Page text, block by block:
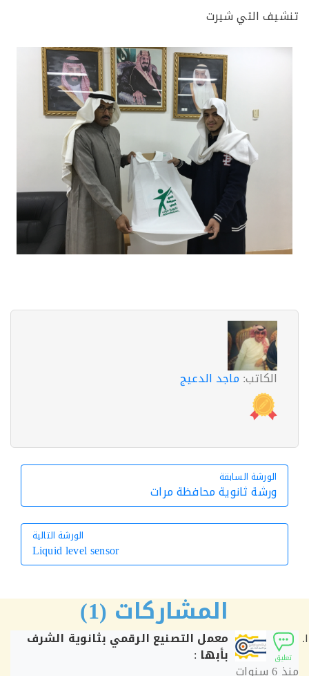
التي شيرت
الكاتب:ماجد الدعيج
الورشة السابقة
الورشة السابقة
ورشة ثانوية محافظة مرات
الورشة التالية
الورشة
Liquid level sensor
المشاركات (1)
معمل التصنيع الرقمي بثانوية الشرف
بأبها :